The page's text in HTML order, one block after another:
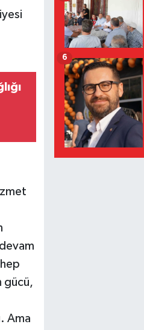
gücü,
Ama
6